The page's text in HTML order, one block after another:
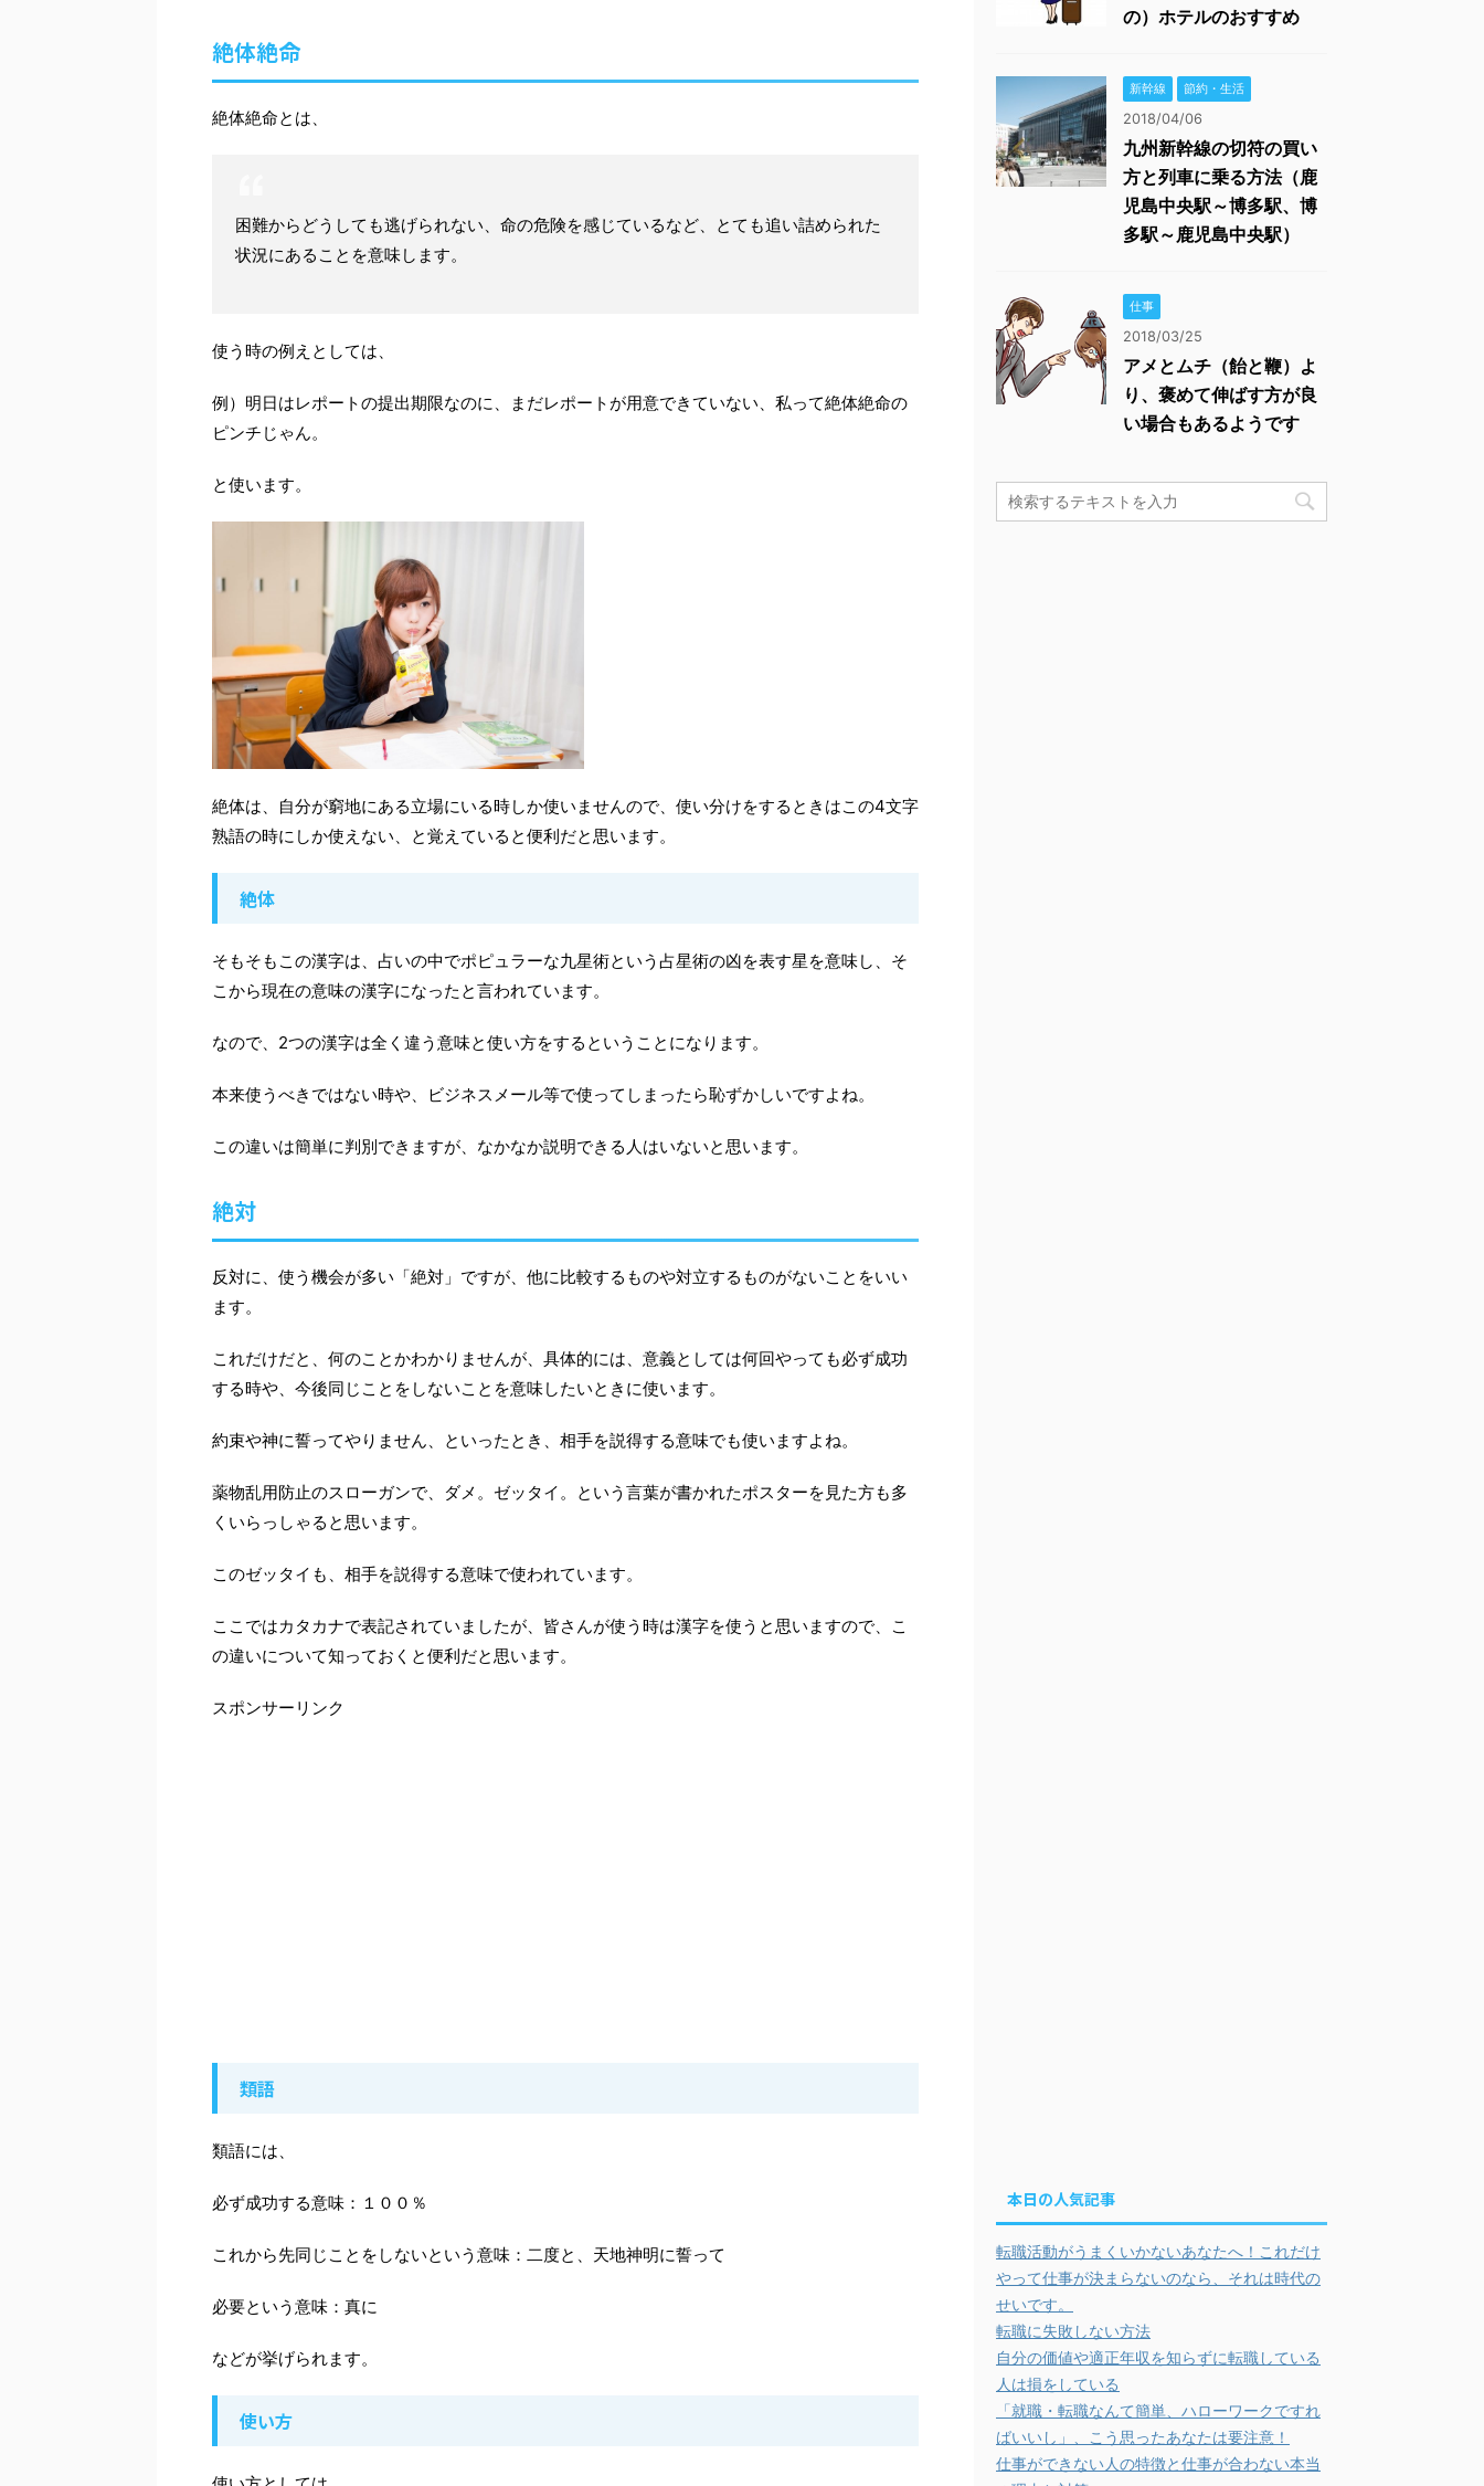
絶体絶命
絶体絶命とは、
困難からどうしても逃げられない、命の危険を感じているなど、とても追い詰められた
状況にあることを意味します。
使う時の例えとしては、
例）明日はレポートの提出期限なのに、まだレポートが用意できていない、私って絶体絶命の
ピンチじゃん。
と使います。
絶体は、自分が窮地にある立場にいる時しか使いませんので、使い分けをするときはこの4文字
熟語の時にしか使えない、と覚えていると便利だと思います。
絶体
そもそもこの漢字は、占いの中でポピュラーな九星術という占星術の凶を表す星を意味し、そ
こから現在の意味の漢字になったと言われています。
なので、2つの漢字は全く違う意味と使い方をするということになります。
本来使うべきではない時や、ビジネスメール等で使ってしまったら恥ずかしいですよね。
この違いは簡単に判別できますが、なかなか説明できる人はいないと思います。
絶対
反対に、使う機会が多い「絶対」ですが、他に比較するものや対立するものがないことをいい
ます。
これだけだと、何のことかわかりませんが、具体的には、意義としては何回やっても必ず成功
する時や、今後同じことをしないことを意味したいときに使います。
約束や神に誓ってやりません、といったとき、相手を説得する意味でも使いますよね。
薬物乱用防止のスローガンで、ダメ。ゼッタイ。という言葉が書かれたポスターを見た方も多
くいらっしゃると思います。
このゼッタイも、相手を説得する意味で使われています。
ここではカタカナで表記されていましたが、皆さんが使う時は漢字を使うと思いますので、こ
の違いについて知っておくと便利だと思います。
スポンサーリンク
類語
類語には、
必ず成功する意味：１００％
これから先同じことをしないという意味：二度と、天地神明に誓って
必要という意味：真に
などが挙げられます。
使い方
の）ホテルのおすすめ
新幹線 節約・生活
2018/04/06
九州新幹線の切符の買い
方と列車に乗る方法（鹿
児島中央駅～博多駅、博
多駅～鹿児島中央駅）
仕事
2018/03/25
アメとムチ（飴と鞭）よ
り、褒めて伸ばす方が良
い場合もあるようです
本日の人気記事
転職活動がうまくいかないあなたへ！これだけ
やって仕事が決まらないのなら、それは時代の
せいです。
転職に失敗しない方法
自分の価値や適正年収を知らずに転職している
人は損をしている
「就職・転職なんて簡単、ハローワークですれ
ばいいし」、こう思ったあなたは要注意！
仕事ができない人の特徴と仕事が合わない本当